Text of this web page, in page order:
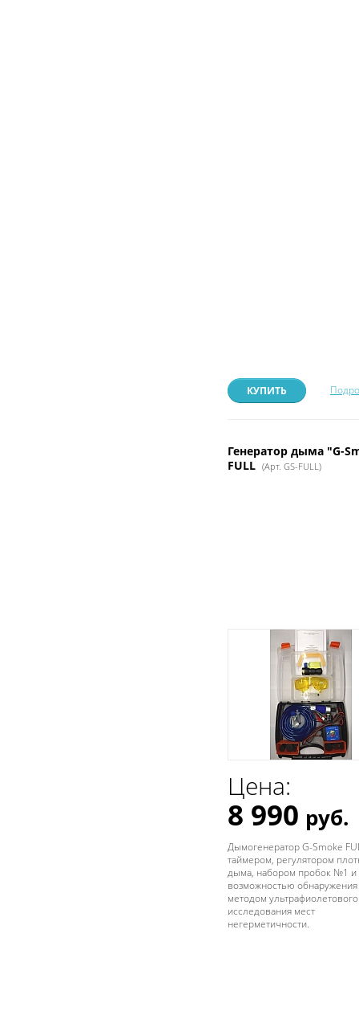
КУПИТЬ
Генератор дыма "G-
FULL (Арт. GS-FULL)
Цена:
8 990 руб.
Дымогенератор G-Smoke
таймером, регулятором
дыма, набором пробок №1 и
возможностью обнаружения
методом ультрафиолетового
исследования мест
негерметичности.